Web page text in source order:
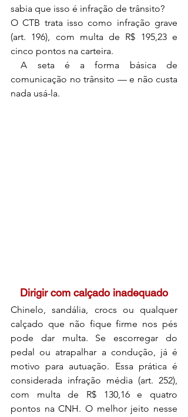
sabia que isso é infração de trânsito?
O CTB trata isso como infração grave
(art. 196), com multa de R$ 195,23 e
cinco pontos na carteira.
A seta é a forma básica de
comunicação no trânsito — e não custa
nada usá-la.
Dirigir com calçado inadequado
Chinelo, sandália, crocs ou qualquer
calçado que não fique firme nos pés
pode dar multa. Se escorregar do
pedal ou atrapalhar a condução, já é
motivo para autuação. Essa prática é
considerada infração média (art. 252),
com multa de R$ 130,16 e quatro
pontos na CNH. O melhor jeito nesse